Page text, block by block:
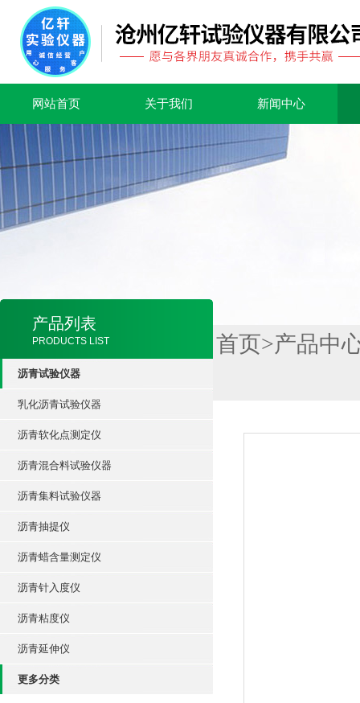
网站首页 关于我们 新闻中心
产品列表
PRODUCTS LIST
沥青试验仪器
乳化沥青试验仪器
沥青软化点测定仪
沥青混合料试验仪器
沥青集料试验仪器
沥青抽提仪
沥青蜡含量测定仪
沥青针入度仪
沥青粘度仪
沥青延伸仪
更多分类
首页>产品中